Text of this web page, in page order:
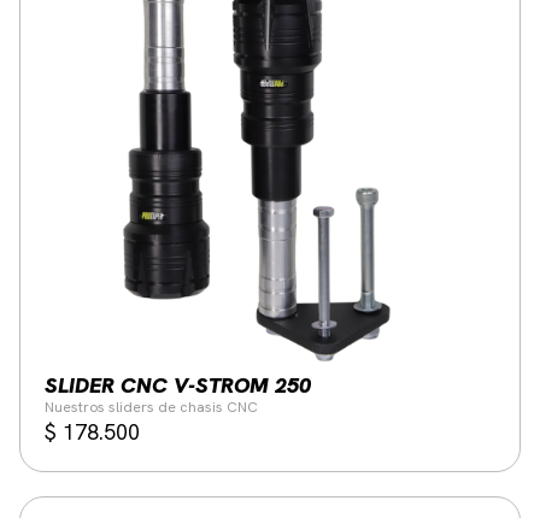
SLIDER CNC V-STROM 250
Nuestros sliders de chasis CNC
$ 178.500